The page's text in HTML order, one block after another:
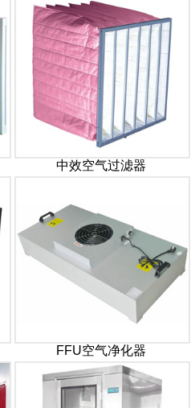
中效空气过滤器
FFU空气净化器